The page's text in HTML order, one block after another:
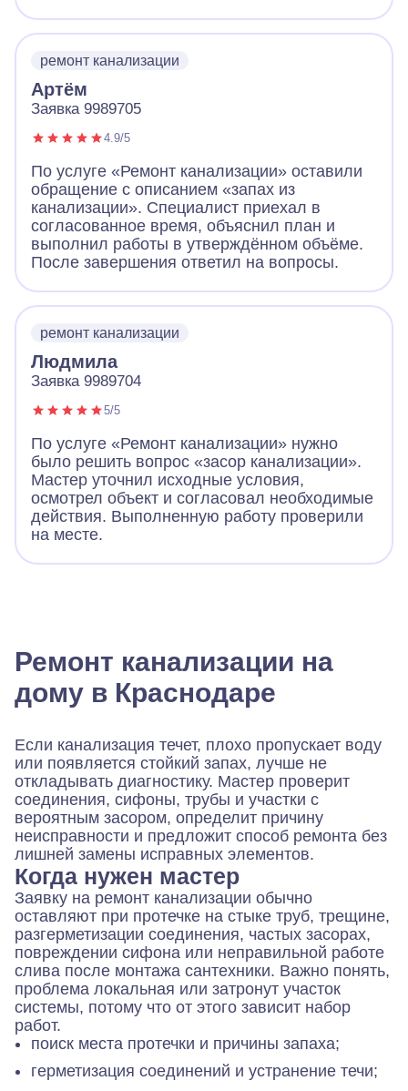
ремонт канализации
Артём
Заявка 9989705
4.9/5
По услуге «Ремонт канализации» оставили
обращение с описанием «запах из
канализации». Специалист приехал в
согласованное время, объяснил план и
выполнил работы в утверждённом объёме.
После завершения ответил на вопросы.
ремонт канализации
Людмила
Заявка 9989704
5/5
По услуге «Ремонт канализации» нужно
было решить вопрос «засор канализации».
Мастер уточнил исходные условия,
осмотрел объект и согласовал необходимые
действия. Выполненную работу проверили
на месте.
Ремонт канализации на
дому в Краснодаре
Если канализация течет, плохо пропускает воду
или появляется стойкий запах, лучше не
откладывать диагностику. Мастер проверит
соединения, сифоны, трубы и участки с
вероятным засором, определит причину
неисправности и предложит способ ремонта без
лишней замены исправных элементов.
Когда нужен мастер
Заявку на ремонт канализации обычно
оставляют при протечке на стыке труб, трещине,
разгерметизации соединения, частых засорах,
повреждении сифона или неправильной работе
слива после монтажа сантехники. Важно понять,
проблема локальная или затронут участок
системы, потому что от этого зависит набор
работ.
поиск места протечки и причины запаха;
герметизация соединений и устранение течи;